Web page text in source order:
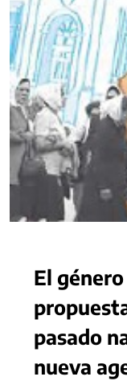
El
pasado
nueva